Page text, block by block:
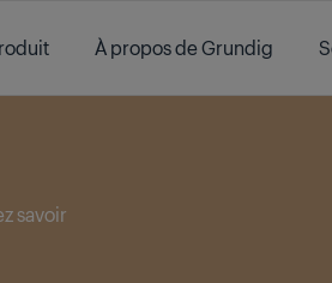
À propos de Grundig
savoir